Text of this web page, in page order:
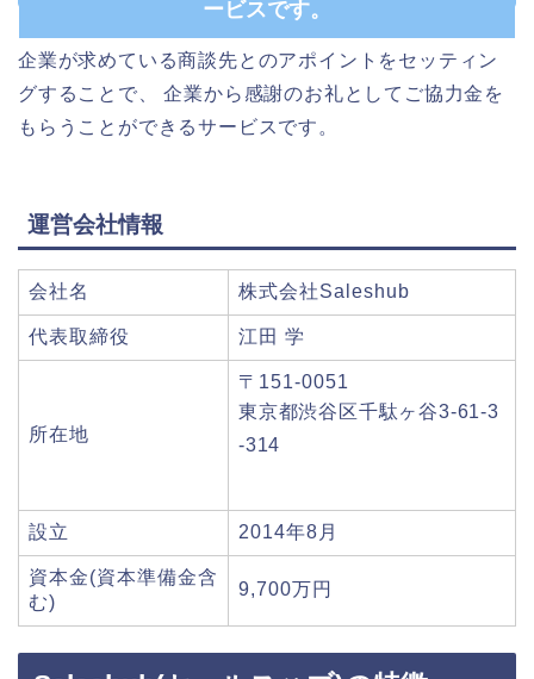
ービスです。
企業が求めている商談先とのアポイントをセッティン
グすることで、 企業から感謝のお礼としてご協力金を
もらうことができるサービスです。
運営会社情報
会社名 株式会社Saleshub
代表取締役 江田 学
所在地
〒151-0051
東京都渋谷区千駄ヶ谷3-61-3
-314
設立 2014年8月
資本金(資本準備金含
む)
9,700万円